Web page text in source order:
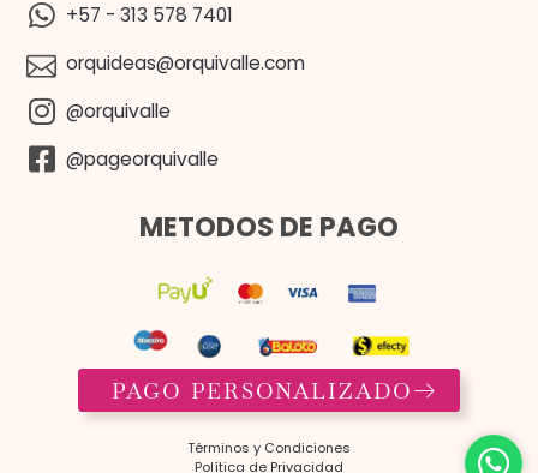
+57 - 313 578 7401
orquideas@orquivalle.com
@orquivalle
@pageorquivalle
METODOS DE PAGO
PAGO PERSONALIZADO
Términos y Condiciones​
Política de Privacidad